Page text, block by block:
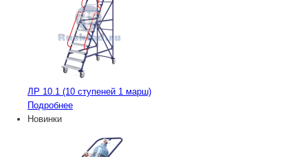
ЛР 10.1 (10 ступеней 1 марш)
Подробнее
Новинки